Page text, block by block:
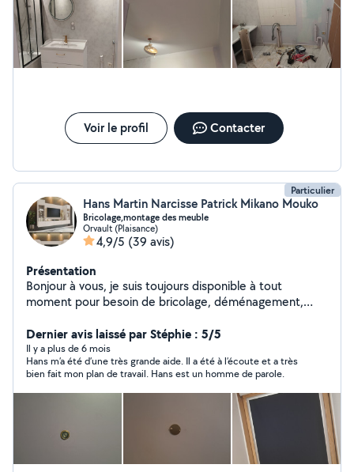
Voir le profil Contacter
Particulier
Hans Martin Narcisse Patrick Mikano Mouko
Bricolage,montage des meuble
Orvault (Plaisance)
4,9/5 (39 avis)
Présentation
Bonjour à vous, je suis toujours disponible à tout
moment pour besoin de bricolage, déménagement,
Dernier avis laissé par Stéphie : 5/5
Il y a plus de 6 mois
Hans m’a été d’une très grande aide. Il a été à l’écoute et a très
bien fait mon plan de travail. Hans est un homme de parole.